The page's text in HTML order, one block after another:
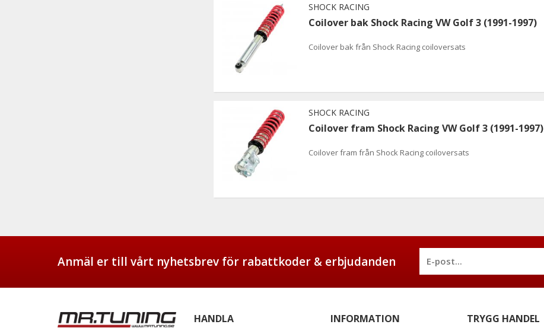
SHOCK RACING
Coilover bak Shock Racing VW Golf 3 (1991-1997)
Coilover bak från Shock Racing coiloversats
SHOCK RACING
Coilover fram Shock Racing VW Golf 3 (1991-1997)
Coilover fram från Shock Racing coiloversats
Anmäl er till vårt nyhetsbrev för rabattkoder & erbjudanden
HANDLA INFORMATION TRYGG HANDEL